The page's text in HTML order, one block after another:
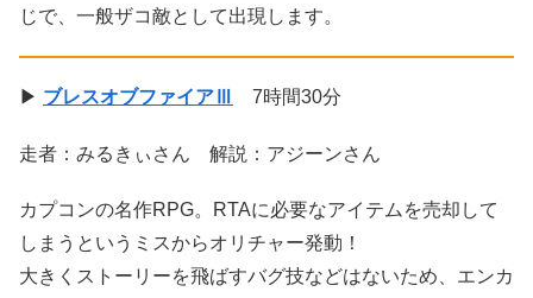
じで、一般ザコ敵として出現します。
▶ ブレスオブファイアⅢ 7時間30分
走者：みるきぃさん 解説：アジーンさん
カプコンの名作RPG。RTAに必要なアイテムを売却して
しまうというミスからオリチャー発動！
大きくストーリーを飛ばすバグ技などはないため、エンカ